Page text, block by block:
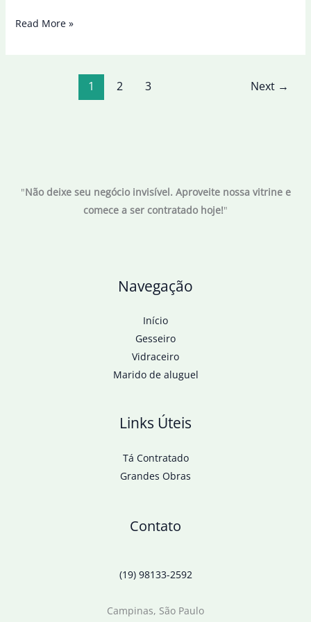
PSG
final
Read More »
1 2 3 Next →
"Não deixe seu negócio invisível. Aproveite nossa vitrine e
comece a ser contratado hoje!"
Navegação
Início
Gesseiro
Vidraceiro
Marido de aluguel
Links Úteis
Tá Contratado
Grandes Obras
Contato
(19) 98133-2592
Campinas, São Paulo